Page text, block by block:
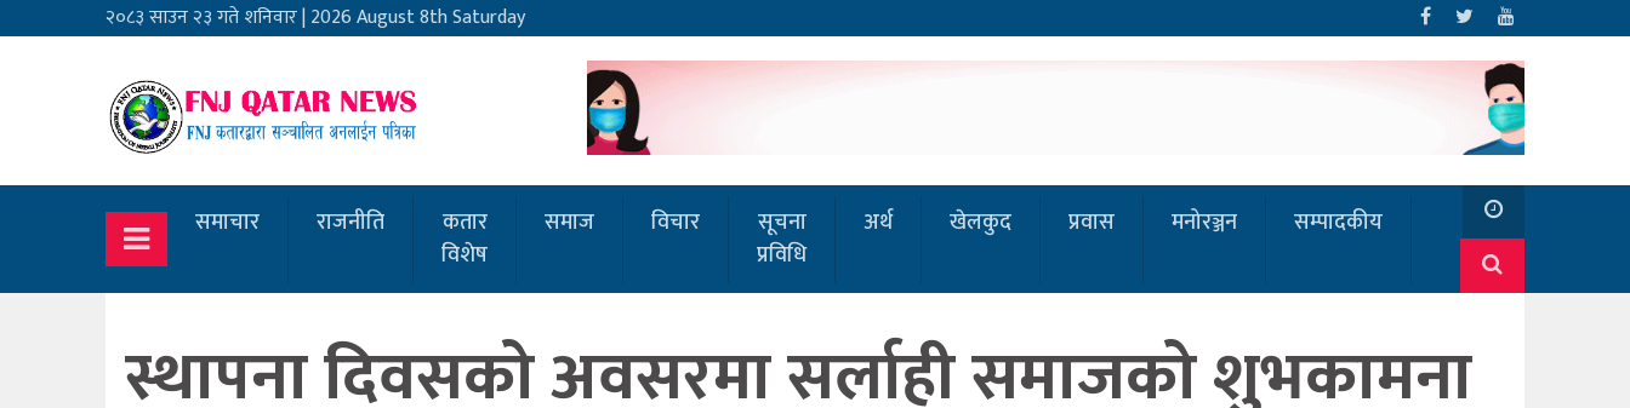
२०८३ साउन २३ गते शनिवार|2026 August 8th Saturday
समाचार राजनीति
कतार
विशेष
समाज विचार
सूचना
प्रविधि
अर्थ खेलकुद प्रवास मनोरञ्जन सम्पादकीय
स्थापना दिवसको अवसरमा सर्लाही समाजको शुभकामना